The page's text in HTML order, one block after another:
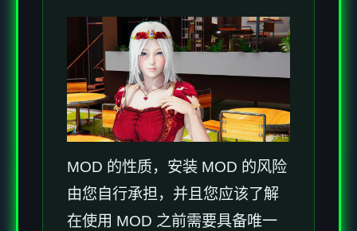
MOD 的性质，安装 MOD 的风险
由您自行承担，并且您应该了解
在使用 MOD 之前需要具备唯一